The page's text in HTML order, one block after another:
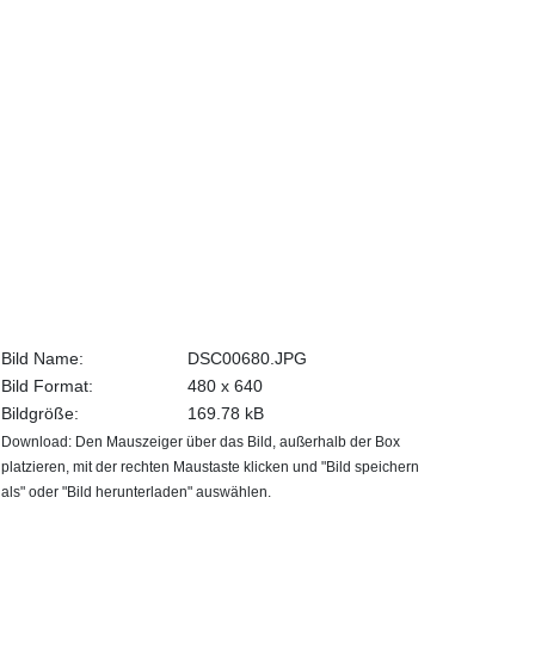
Bild Name:
DSC00680.JPG
Bild Format:
480 x 640
Bildgröße:
169.78 kB
Download: Den Mauszeiger über das Bild, außerhalb der Box
platzieren, mit der rechten Maustaste klicken und "Bild speichern
als" oder "Bild herunterladen" auswählen.